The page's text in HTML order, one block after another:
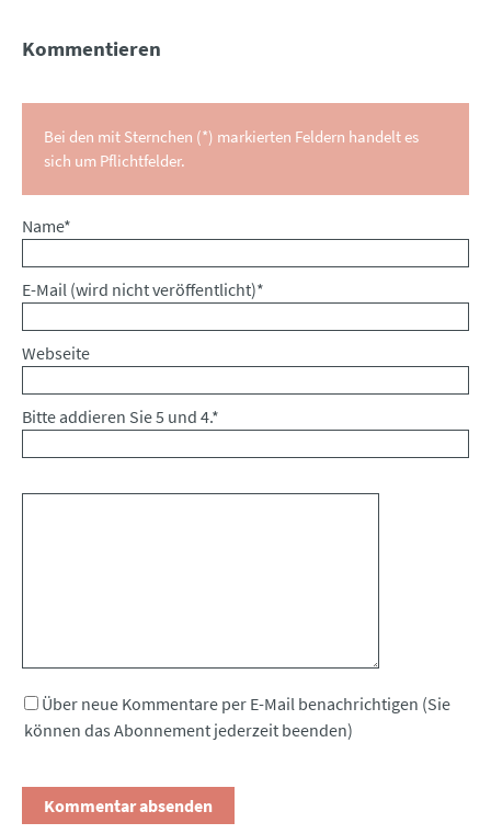
Kommentieren
Bei den mit Sternchen (*) markierten Feldern handelt es
sich um Pflichtfelder.
Pflichtfeld
Name*
Pflichtfeld
E-Mail (wird nicht veröffentlicht)*
Webseite
Bitte addieren Sie 5 und 4.*
Über neue Kommentare per E-Mail benachrichtigen (Sie
können das Abonnement jederzeit beenden)